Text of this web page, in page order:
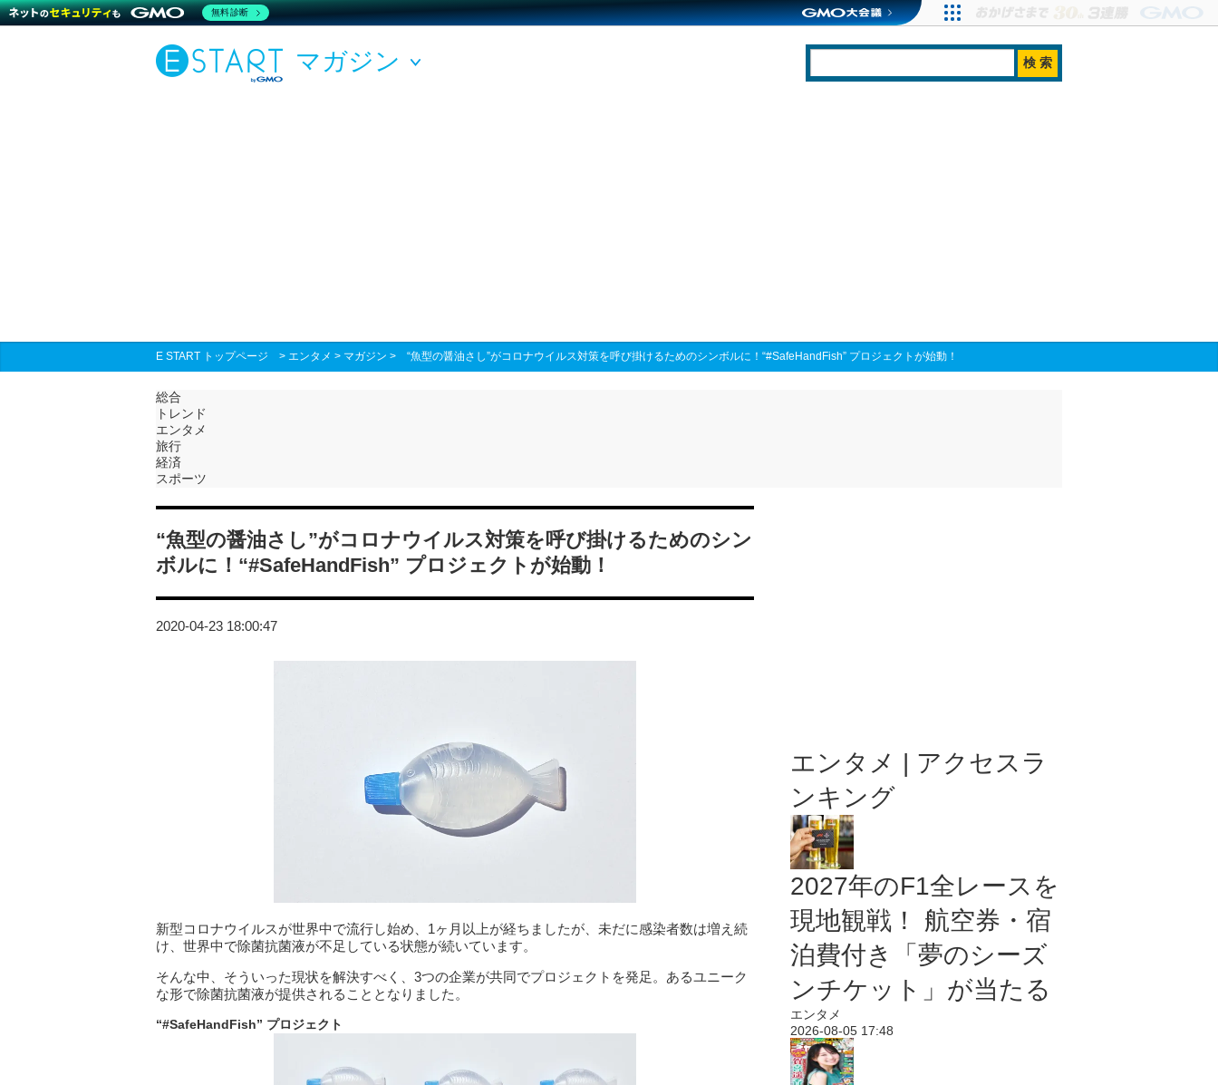
マガジン
E START トップページ > エンタメ > マガジン > “魚型の醤油さし”がコロナウイルス対策を呼び掛けるためのシンボルに！“#SafeHandFish” プロジェクトが始動！
総合
トレンド
エンタメ
旅行
経済
スポーツ
“魚型の醤油さし”がコロナウイルス対策を呼び掛けるためのシン
ボルに！“#SafeHandFish” プロジェクトが始動！
2020-04-23 18:00:47
新型コロナウイルスが世界中で流行し始め、1ヶ月以上が経ちましたが、未だに感染者数は増え続
け、世界中で除菌抗菌液が不足している状態が続いています。
そんな中、そういった現状を解決すべく、3つの企業が共同でプロジェクトを発足。あるユニーク
な形で除菌抗菌液が提供されることとなりました。
“#SafeHandFish” プロジェクト
エンタメ | アクセスラ
ンキング
2027年のF1全レースを
現地観戦！ 航空券・宿
泊費付き「夢のシーズ
ンチケット」が当たる
エンタメ
2026-08-05 17:48
無料診断